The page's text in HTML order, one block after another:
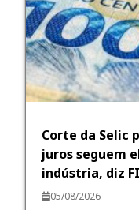
Corte da Selic
juros seguem
indústria, diz
05/08/2026